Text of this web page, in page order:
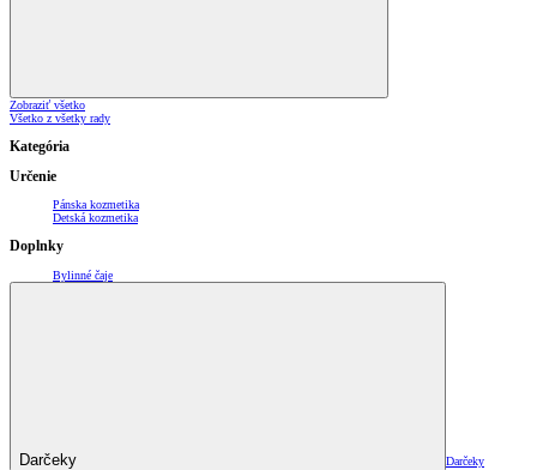
Zobraziť všetko
Všetko z všetky rady
Kategória
Určenie
Pánska kozmetika
Detská kozmetika
Doplnky
Bylinné čaje
Darčeky Darčeky